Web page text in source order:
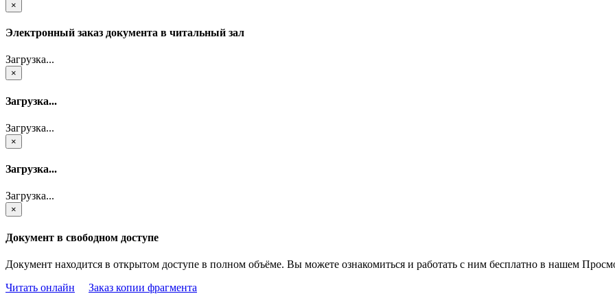
×
Электронный заказ документа в читальный зал
Загрузка...
×
Загрузка...
Загрузка...
×
Загрузка...
Загрузка...
×
Документ в свободном доступе
Документ находится в открытом доступе в полном объёме. Вы можете ознакомиться и работать с ним бесплатно в нашем
Читать онлайн
Заказ копии фрагмента